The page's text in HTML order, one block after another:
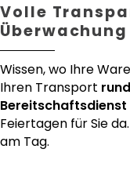
Volle
Wissen, wo Ihre
Ihren Transport
Bereitschaftsdienst
Feiertagen für Sie
am Tag.